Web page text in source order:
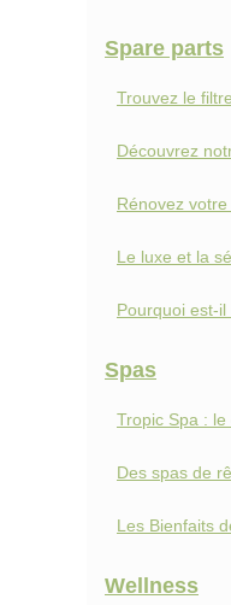
Spare parts
Trouvez le
Découvrez
Rénovez votre
Le luxe et la
Pourquoi est-il
Spas
Tropic Spa : le
Des spas de
Les Bienfaits
Wellness